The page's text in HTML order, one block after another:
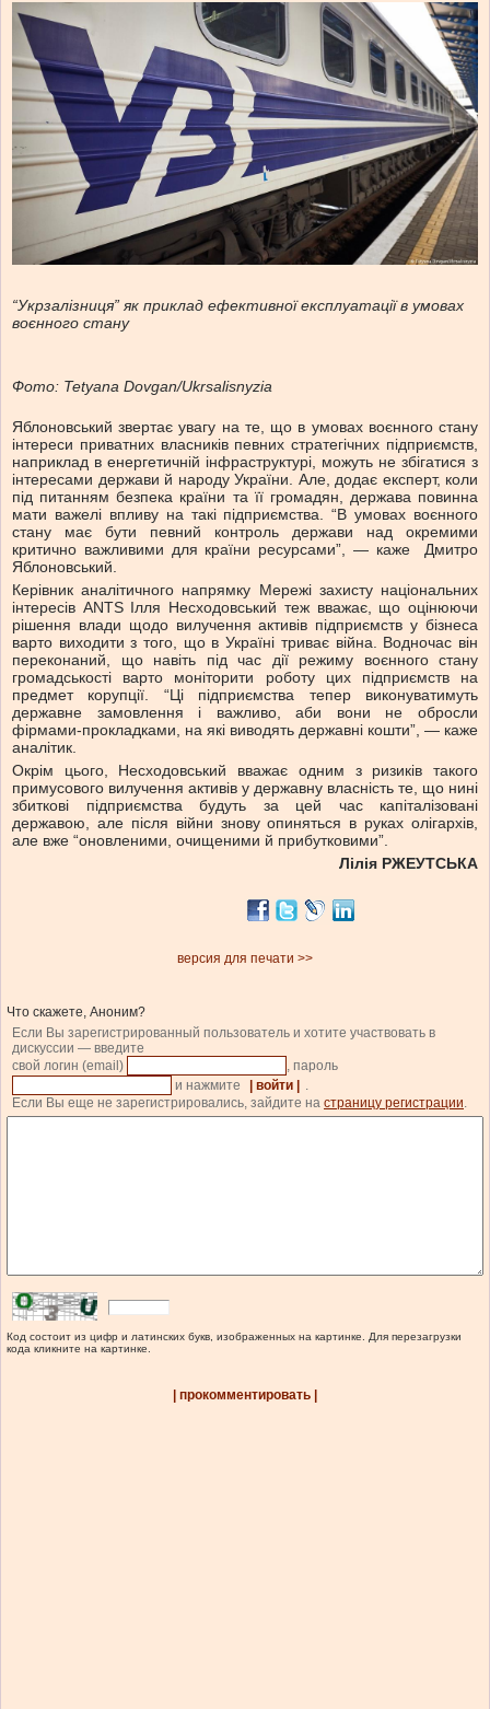
“Укрзалізниця” як приклад ефективної експлуатації в умовах
воєнного стану
Фото: Tetyana Dovgan/Ukrsalisnyzia
Яблоновський звертає увагу на те, що в умовах воєнного стану
інтереси приватних власників певних стратегічних підприємств,
наприклад в енергетичній інфраструктурі, можуть не збігатися з
інтересами держави й народу України. Але, додає експерт, коли
під питанням безпека країни та її громадян, держава повинна
мати важелі впливу на такі підприємства. “В умовах воєнного
стану має бути певний контроль держави над окремими
критично важливими для країни ресурсами”, — каже Дмитро
Яблоновський.
Керівник аналітичного напрямку Мережі захисту національних
інтересів ANTS Ілля Несходовський теж вважає, що оцінюючи
рішення влади щодо вилучення активів підприємств у бізнеса
варто виходити з того, що в Україні триває війна. Водночас він
переконаний, що навіть під час дії режиму воєнного стану
громадськості варто моніторити роботу цих підприємств на
предмет корупції. “Ці підприємства тепер виконуватимуть
державне замовлення і важливо, аби вони не обросли
фірмами-прокладками, на які виводять державні кошти”, — каже
аналітик.
Окрім цього, Несходовський вважає одним з ризиків такого
примусового вилучення активів у державну власність те, що нині
збиткові підприємства будуть за цей час капіталізовані
державою, але після війни знову опиняться в руках олігархів,
але вже “оновленими, очищеними й прибутковими”.
Лілія РЖЕУТСЬКА
версия для печати >>
Что скажете, Аноним?
Если Вы зарегистрированный пользователь и хотите участвовать в
дискуссии — введите
свой логин (email)
, пароль
и нажмите
| войти |
Если Вы еще не зарегистрировались, зайдите на страницу регистрации
Код состоит из цифр и латинских букв, изображенных на картинке. Для перезагрузки
кода кликните на картинке.
| прокомментировать |